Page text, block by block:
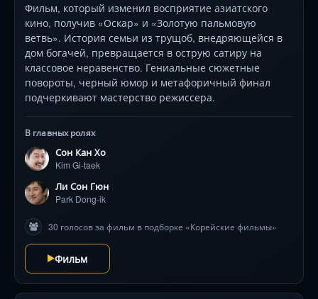
Фильм, который изменил восприятие азиатского
кино, получив «Оскар» и «Золотую пальмовую
ветвь». История семьи из трущоб, внедряющейся в
дом богачей, превращается в острую сатиру на
классовое неравенство. Гениальные сюжетные
повороты, черный юмор и метафоричный финал
подчеркивают мастерство режиссера.
В главных ролях
Сон Кан Хо
Kim Gi-taek
Ли Сон Гюн
Park Dong-ik
30 голосов за фильм в подборке «Корейские фильмы»
Фильм